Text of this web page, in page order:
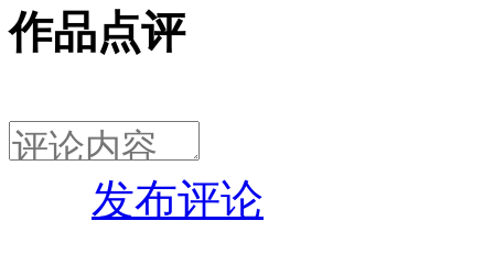
作品点评
发布评论